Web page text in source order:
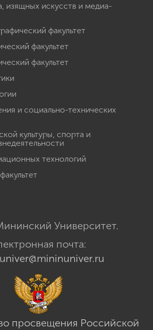
изящных искусств и медиа-
факультет
факультет
факультет
и социально-технических
культуры, спорта и
технологий
Университет.
почта:
просвещения Российской